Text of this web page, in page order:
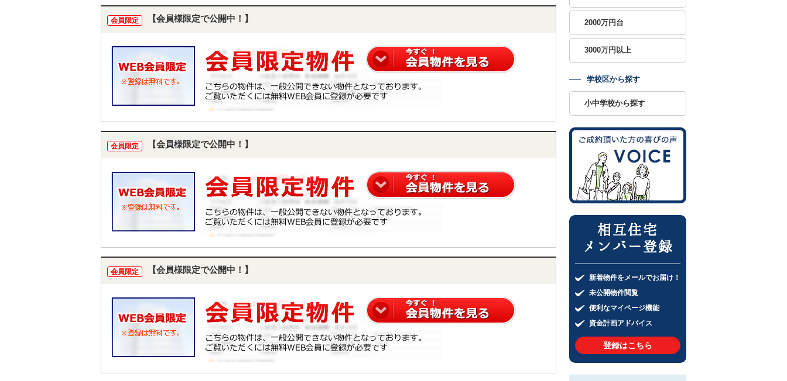
会員限定 【会員様限定で公開中！】
会員限定 【会員様限定で公開中！】
会員限定 【会員様限定で公開中！】
2000万円台
3000万円以上
学校区から探す
小中学校から探す
相互住宅
メンバー登録
新着物件をメールでお届け！
未公開物件閲覧
便利なマイページ機能
資金計画アドバイス
登録はこちら